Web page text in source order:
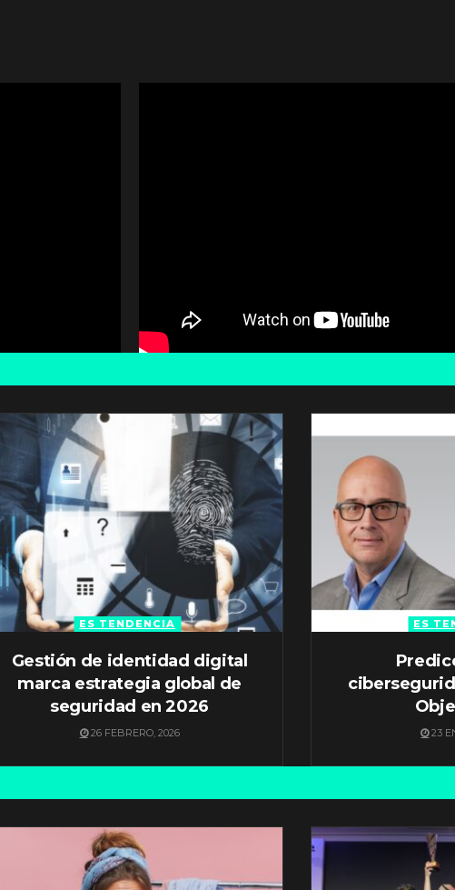
ES TENDENCIA
Gestión de identidad digital
marca estrategia global de
seguridad en 2026
26 FEBRERO, 2026
ES
23